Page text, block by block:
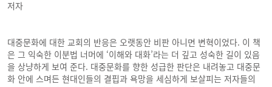
저자
대중문화에 대한 교회의 반응은 오랫동안 비판 아니면 변혁이었다. 이 책
은 그 익숙한 이분법 너머에 ‘이해와 대화’라는 더 깊고 성숙한 길이 있음
을 상냥하게 보여 준다. 대중문화를 향한 성급한 판단은 내려놓고 대중문
화 안에 스며든 현대인들의 결핍과 욕망을 세심하게 보살피는 저자들의